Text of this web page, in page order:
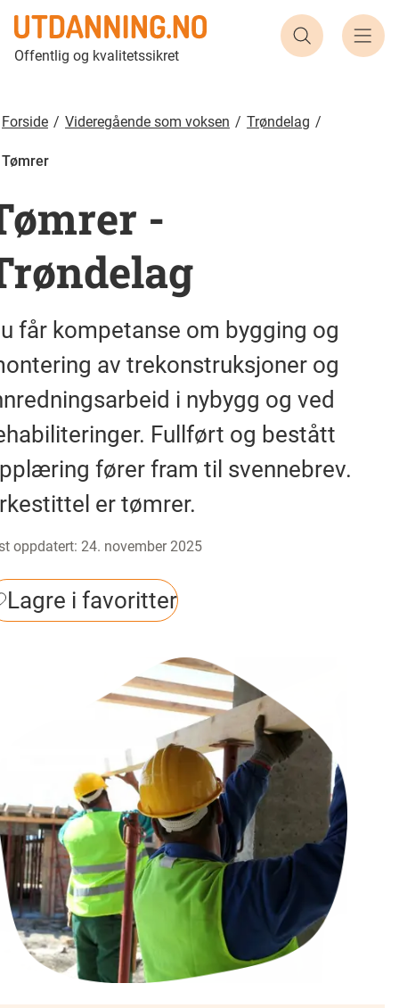
Offentlig og kvalitetssikret
Søk etter
Forside Videregående som voksen Trøndelag
Tømrer
-
får kompetanse om bygging og
av trekonstruksjoner og
i nybygg og ved
Fullført og bestått
fører fram til svennebrev.
er tømrer.
oppdatert: 24. november 2025
Lagre i favoritter